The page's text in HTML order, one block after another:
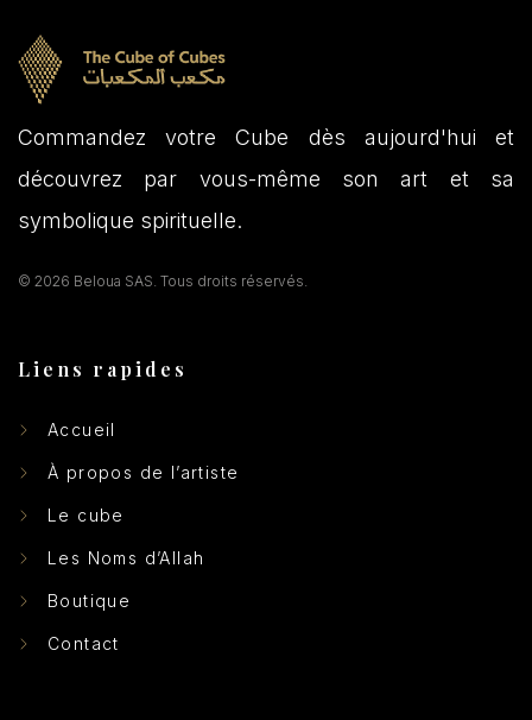
Commandez votre Cube dès aujourd'hui et
découvrez par vous-même son art et sa
symbolique spirituelle.
© 2026 Beloua SAS. Tous droits réservés.
Liens rapides
Accueil
À propos de l’artiste
Le cube
Les Noms d’Allah
Boutique
Contact